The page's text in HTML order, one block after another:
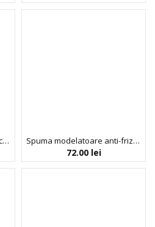
Spray texturizant cu ulei de cocos pentru efect de bucle lejere, Boho Beach Waves, Umberto Giannini, 200 ml Spuma modelatoare anti-frizz pentru par cret, Curl Foam, Umberto Giannini, 200 ml
72.00 lei